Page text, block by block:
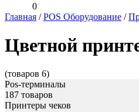
0
Главная /POS Оборудование /
Цветной
(товаров 6)
Pos-терминалы
187 товаров
Принтеры чеков